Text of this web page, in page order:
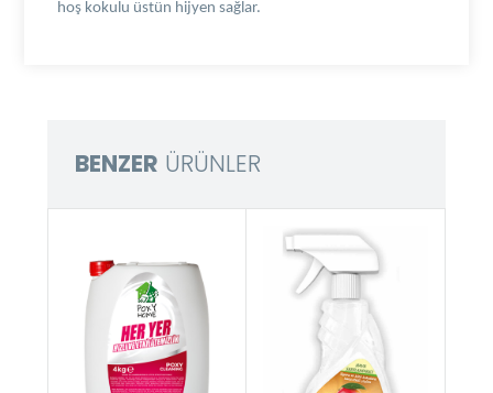
hoş kokulu üstün hijyen sağlar.
BENZER ÜRÜNLER